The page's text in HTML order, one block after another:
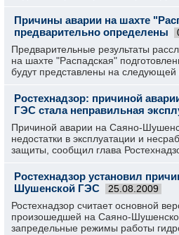
Причины аварии на шахте
предварительно определены
Предварительные результаты
на шахте "Распадская"
будут представлены на следующей
Ростехнадзор: причиной
ГЭС стала неправильная
Причиной аварии на Саяно-
недостатки в эксплуатации и
защиты, сообщил глава
Ростехнадзор установил
Шушенской ГЭС
25.08.2009
Ростехнадзор считает основной
произошедшей на Саяно-
запредельные режимы работы